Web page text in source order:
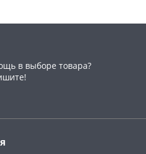
в выборе товара?